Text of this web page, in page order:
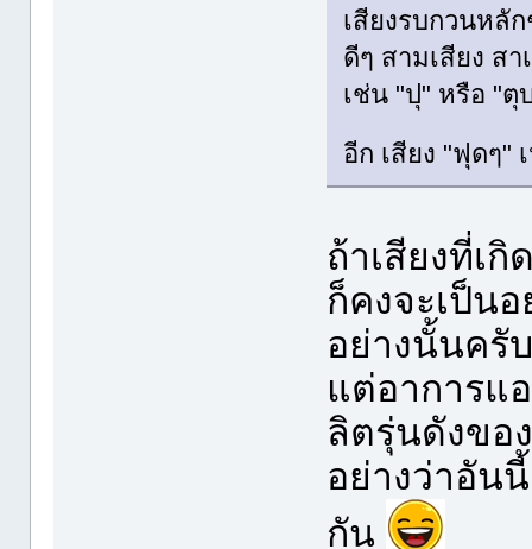
เสียงรบกวนหลั
ดีๆ สามเสียง ส
เช่น "ปุ" หรือ "ตุ
อีก เสียง "ฟุดๆ"
ถ้าเสียงที่เกิ
ก็คงจะเป็น
อย่างนั้นครับ
แต่อาการแ
ลิตรุ่นดังขอ
อย่างว่าอัน
กัน